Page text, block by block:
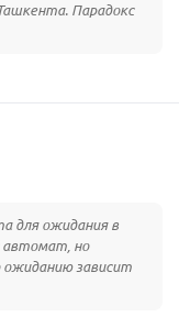
Парадокс
для ожидания в
автомат, но
зависит